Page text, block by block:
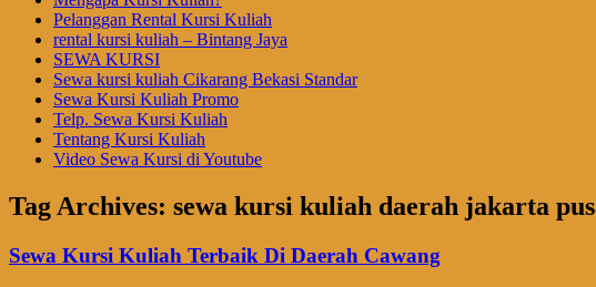
Pelanggan Rental Kursi Kuliah
rental kursi kuliah – Bintang Jaya
SEWA KURSI
Sewa kursi kuliah Cikarang Bekasi Standar
Sewa Kursi Kuliah Promo
Telp. Sewa Kursi Kuliah
Tentang Kursi Kuliah
Video Sewa Kursi di Youtube
Tag Archives: sewa kursi kuliah daerah jakarta
Sewa Kursi Kuliah Terbaik Di Daerah Cawang